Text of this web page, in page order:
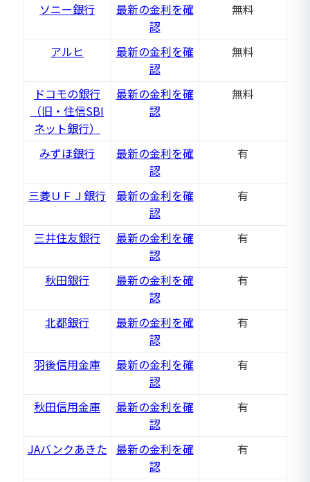
ソニー銀行
最新の金利を確
認
無料
アルヒ
最新の金利を確
認
無料
ドコモの銀行
（旧・住信SBI
ネット銀行）
最新の金利を確
認
無料
みずほ銀行
最新の金利を確
認
有
三菱ＵＦＪ銀行
最新の金利を確
認
有
三井住友銀行
最新の金利を確
認
有
秋田銀行
最新の金利を確
認
有
北都銀行
最新の金利を確
認
有
羽後信用金庫
最新の金利を確
認
有
秋田信用金庫
最新の金利を確
認
有
JAバンクあきた 最新の金利を確
認
有